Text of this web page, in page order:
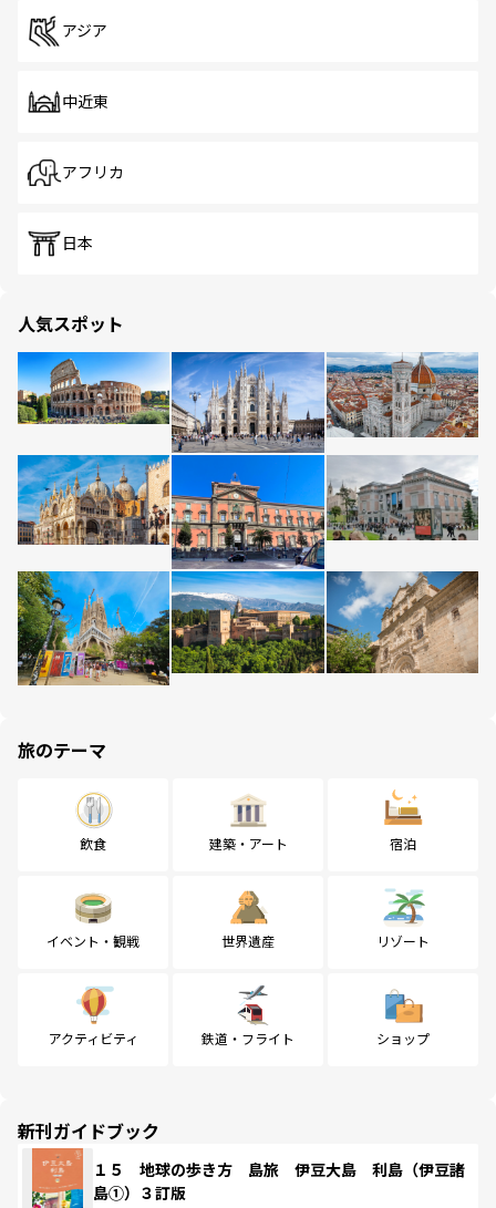
アジア
中近東
アフリカ
日本
人気スポット
旅のテーマ
飲食 建築・アート 宿泊
イベント・観戦 世界遺産 リゾート
アクティビティ 鉄道・フライト ショップ
新刊ガイドブック
１５ 地球の歩き方 島旅 伊豆大島 利島（伊豆諸
島①）３訂版